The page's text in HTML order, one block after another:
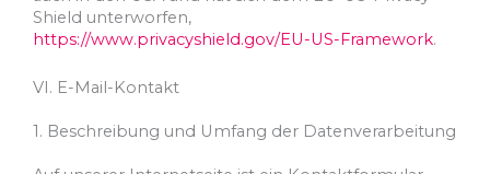
Shield unterworfen,
https://www.privacyshield.gov/EU-US-Framework.
VI. E-Mail-Kontakt
1. Beschreibung und Umfang der Datenverarbeitung